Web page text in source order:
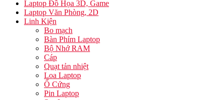
Laptop Đồ Họa 3D, Game
Laptop Văn Phòng, 2D
Linh Kiện
Bo mạch
Bàn Phím Laptop
Bộ Nhớ RAM
Cáp
Quạt tản nhiệt
Loa Laptop
Ổ Cứng
Pin Laptop